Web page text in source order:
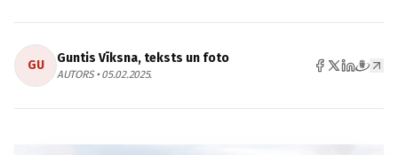
GU Guntis Vīksna, teksts un foto
AUTORS • 05.02.2025.